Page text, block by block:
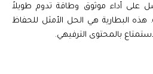
على أداء موثوق وطاقة تدوم طويلاً
هذه البطارية هي الحل الأمثل للحفاظ
بالمحتوى الترفيهي.